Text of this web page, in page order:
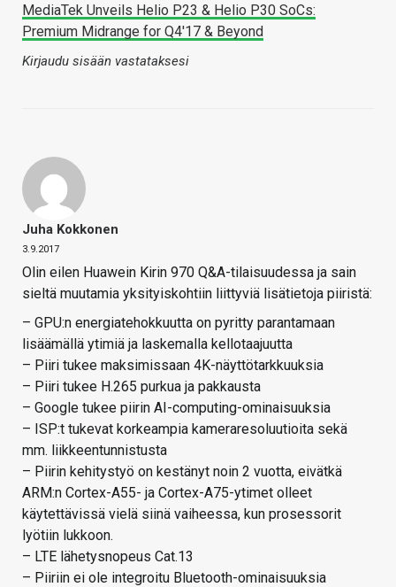
MediaTek Unveils Helio P23 & Helio P30 SoCs:
Premium Midrange for Q4'17 & Beyond
Kirjaudu sisään vastataksesi
Juha Kokkonen
3.9.2017
Olin eilen Huawein Kirin 970 Q&A-tilaisuudessa ja sain
sieltä muutamia yksityiskohtiin liittyviä lisätietoja piiristä:
– GPU:n energiatehokkuutta on pyritty parantamaan
lisäämällä ytimiä ja laskemalla kellotaajuutta
– Piiri tukee maksimissaan 4K-näyttötarkkuuksia
– Piiri tukee H.265 purkua ja pakkausta
– Google tukee piirin AI-computing-ominaisuuksia
– ISP:t tukevat korkeampia kameraresoluutioita sekä
mm. liikkeentunnistusta
– Piirin kehitystyö on kestänyt noin 2 vuotta, eivätkä
ARM:n Cortex-A55- ja Cortex-A75-ytimet olleet
käytettävissä vielä siinä vaiheessa, kun prosessorit
lyötiin lukkoon.
– LTE lähetysnopeus Cat.13
– Piiriin ei ole integroitu Bluetooth-ominaisuuksia